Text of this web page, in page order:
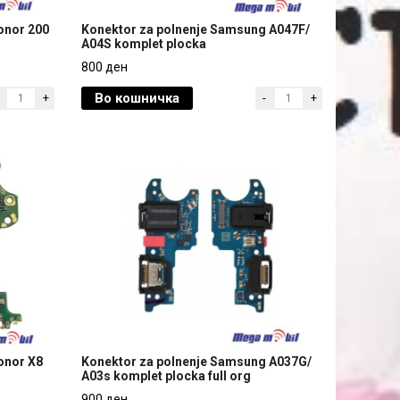
200
200
+
Konektor za polnenje Samsung A047F/
800 ден
Konektor za polnenje Samsung A047F/
A04S komplet plocka
800 ден
Во кошничка - +
X8
Konektor za polnenje Samsung A037G/
A03s komplet plocka full org